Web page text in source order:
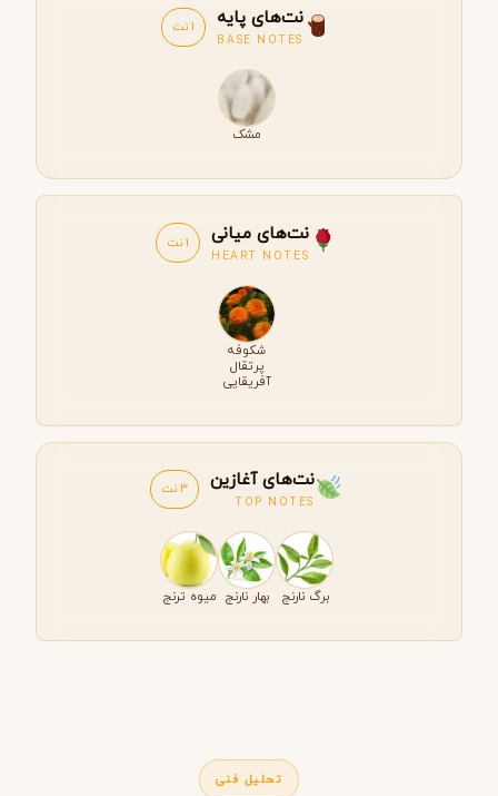
نت‌های پایه
BASE NOTES
1 نت
مشک
نت‌های میانی
HEART NOTES
1 نت
شکوفه
پرتقال
آفریقایی
نت‌های آغازین
TOP NOTES
3 نت
برگ نارنج بهار نارنج میوه ترنج
تحلیل فنی